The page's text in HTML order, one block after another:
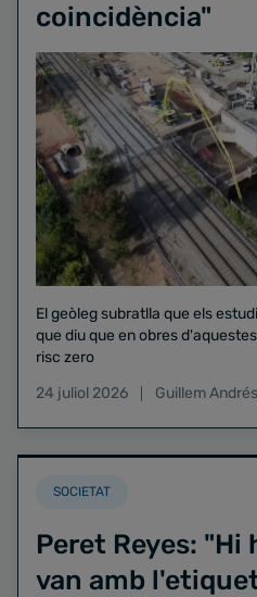
coincidència"
El geòleg subratlla que els
que diu que en obres
risc zero
24 juliol 2026
Guillem Andrés
SOCIETAT
Peret Reyes: "Hi
van amb